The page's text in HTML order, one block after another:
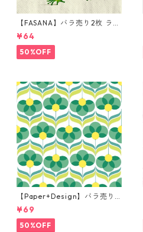
【FASANA】バラ売り2枚 ラン
チサイズ ペーパーナプキン Fr
og prince ナチュラル
¥64
50%OFF
【Paper+Design】バラ売り2
枚 ランチサイズ ペーパーナプ
キン Geo Flowers グリーン
¥69
50%OFF